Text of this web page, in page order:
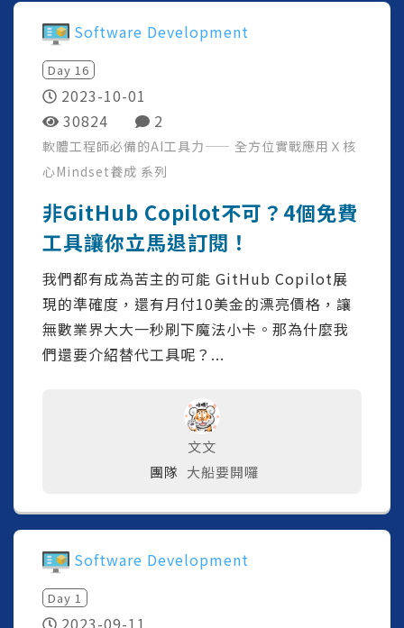
Software Development
Day 16
2023-10-01
30824
2
軟體工程師必備的AI工具力—— 全方位實戰應用Ｘ核
心Mindset養成 系列
非GitHub Copilot不可？4個免費
工具讓你立馬退訂閱！
我們都有成為苦主的可能 GitHub Copilot展
現的準確度，還有月付10美金的漂亮價格，讓
無數業界大大一秒刷下魔法小卡。那為什麼我
們還要介紹替代工具呢？...
文文
團隊 大船要開囉
Software Development
Day 1